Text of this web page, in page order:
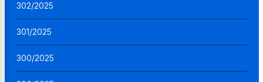
302/2025
301/2025
300/2025